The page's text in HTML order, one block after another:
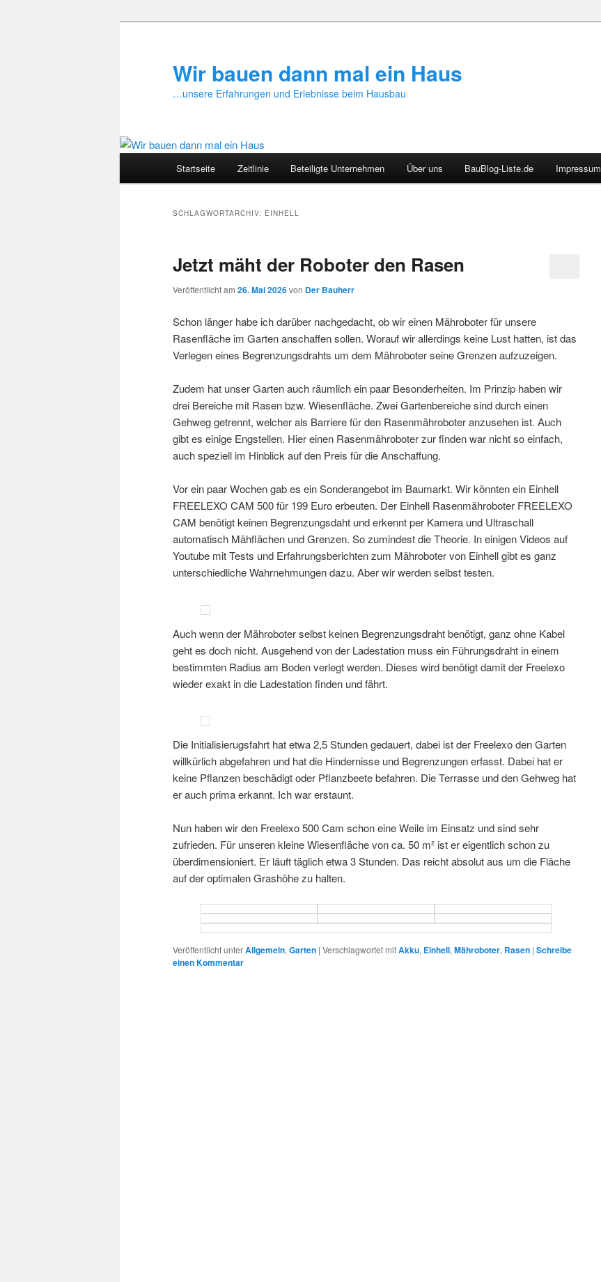
Wir bauen dann mal ein Haus
…unsere Erfahrungen und Erlebnisse beim Hausbau
Startseite Zeitlinie Beteiligte Unternehmen Über uns BauBlog-Liste.de Impressum
SCHLAGWORTARCHIV: EINHELL
Jetzt mäht der Roboter den Rasen
Veröffentlicht am 26. Mai 2026von Der Bauherr
Schon länger habe ich darüber nachgedacht, ob wir einen Mähroboter für unsere
Rasenfläche im Garten anschaffen sollen. Worauf wir allerdings keine Lust hatten, ist das
Verlegen eines Begrenzungsdrahts um dem Mähroboter seine Grenzen aufzuzeigen.
Zudem hat unser Garten auch räumlich ein paar Besonderheiten. Im Prinzip haben wir
drei Bereiche mit Rasen bzw. Wiesenfläche. Zwei Gartenbereiche sind durch einen
Gehweg getrennt, welcher als Barriere für den Rasenmähroboter anzusehen ist. Auch
gibt es einige Engstellen. Hier einen Rasenmähroboter zur finden war nicht so einfach,
auch speziell im Hinblick auf den Preis für die Anschaffung.
Vor ein paar Wochen gab es ein Sonderangebot im Baumarkt. Wir könnten ein Einhell
FREELEXO CAM 500 für 199 Euro erbeuten. Der Einhell Rasenmähroboter FREELEXO
CAM benötigt keinen Begrenzungsdaht und erkennt per Kamera und Ultraschall
automatisch Mähflächen und Grenzen. So zumindest die Theorie. In einigen Videos auf
Youtube mit Tests und Erfahrungsberichten zum Mähroboter von Einhell gibt es ganz
unterschiedliche Wahrnehmungen dazu. Aber wir werden selbst testen.
Auch wenn der Mähroboter selbst keinen Begrenzungsdraht benötigt, ganz ohne Kabel
geht es doch nicht. Ausgehend von der Ladestation muss ein Führungsdraht in einem
bestimmten Radius am Boden verlegt werden. Dieses wird benötigt damit der Freelexo
wieder exakt in die Ladestation finden und fährt.
Die Initialisierugsfahrt hat etwa 2,5 Stunden gedauert, dabei ist der Freelexo den Garten
willkürlich abgefahren und hat die Hindernisse und Begrenzungen erfasst. Dabei hat er
keine Pflanzen beschädigt oder Pflanzbeete befahren. Die Terrasse und den Gehweg hat
er auch prima erkannt. Ich war erstaunt.
Nun haben wir den Freelexo 500 Cam schon eine Weile im Einsatz und sind sehr
zufrieden. Für unseren kleine Wiesenfläche von ca. 50 m² ist er eigentlich schon zu
überdimensioniert. Er läuft täglich etwa 3 Stunden. Das reicht absolut aus um die Fläche
auf der optimalen Grashöhe zu halten.
Veröffentlicht unterAllgemein, Garten | Verschlagwortet mitAkku, Einhell, Mähroboter, Rasen | Schreibe
einen Kommentar